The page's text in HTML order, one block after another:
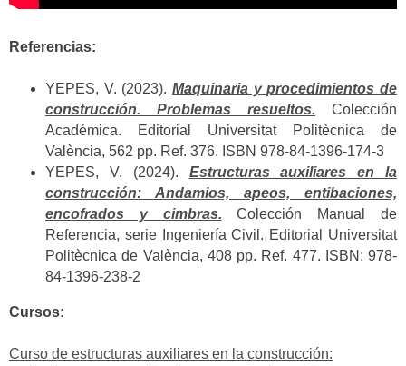
Referencias:
YEPES, V. (2023). Maquinaria y procedimientos de
construcción. Problemas resueltos. Colección
Académica. Editorial Universitat Politècnica de
València, 562 pp. Ref. 376. ISBN 978-84-1396-174-3
YEPES, V. (2024). Estructuras auxiliares en la
construcción: Andamios, apeos, entibaciones,
encofrados y cimbras. Colección Manual de
Referencia, serie Ingeniería Civil. Editorial Universitat
Politècnica de València, 408 pp. Ref. 477. ISBN: 978-
84-1396-238-2
Cursos:
Curso de estructuras auxiliares en la construcción: